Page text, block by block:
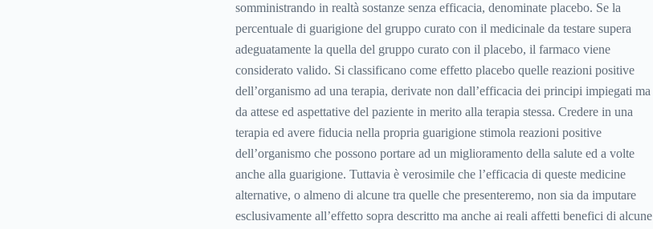
somministrando in realtà sostanze senza efficacia, denominate placebo. Se la
percentuale di guarigione del gruppo curato con il medicinale da testare supera
adeguatamente la quella del gruppo curato con il placebo, il farmaco viene
considerato valido. Si classificano come effetto placebo quelle reazioni positive
dell’organismo ad una terapia, derivate non dall’efficacia dei principi impiegati ma
da attese ed aspettative del paziente in merito alla terapia stessa. Credere in una
terapia ed avere fiducia nella propria guarigione stimola reazioni positive
dell’organismo che possono portare ad un miglioramento della salute ed a volte
anche alla guarigione. Tuttavia è verosimile che l’efficacia di queste medicine
alternative, o almeno di alcune tra quelle che presenteremo, non sia da imputare
esclusivamente all’effetto sopra descritto ma anche ai reali affetti benefici di alcune